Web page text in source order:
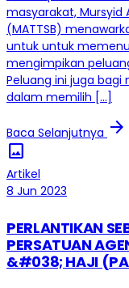
masyarakat, Mursyid
(MATTSB)
untuk untuk
mengimpikan
Peluang ini juga
dalam memilih […]
Baca Selanjutnya arrow_forward
image
Artikel
8 Jun 2023
PERLANTIKAN
PERSATUAN
&#038; HAJI